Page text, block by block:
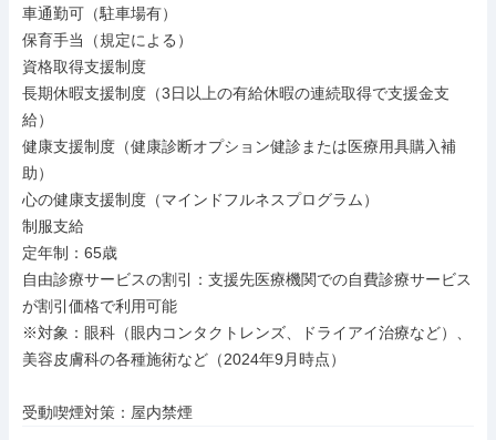
車通勤可（駐車場有）
保育手当（規定による）
資格取得支援制度
長期休暇支援制度（3日以上の有給休暇の連続取得で支援金支
給）
健康支援制度（健康診断オプション健診または医療用具購入補
助）
心の健康支援制度（マインドフルネスプログラム）
制服支給
定年制：65歳
自由診療サービスの割引：支援先医療機関での自費診療サービス
が割引価格で利用可能
※対象：眼科（眼内コンタクトレンズ、ドライアイ治療など）、
美容皮膚科の各種施術など（2024年9月時点）
受動喫煙対策：屋内禁煙